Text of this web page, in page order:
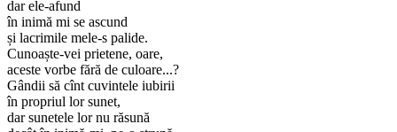
dar ele-afund
în inimă mi se ascund
și lacrimile mele-s palide.
Cunoaște-vei prietene, oare,
aceste vorbe fără de culoare...?
Gândii să cînt cuvintele iubirii
în propriul lor sunet,
dar sunetele lor nu răsună